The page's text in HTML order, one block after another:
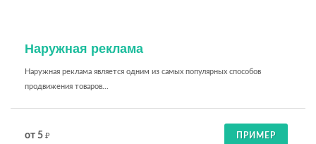
Наружная реклама
Наружная реклама является одним из самых популярных способов
продвижения товаров...
от 5 ₽ ПРИМЕР